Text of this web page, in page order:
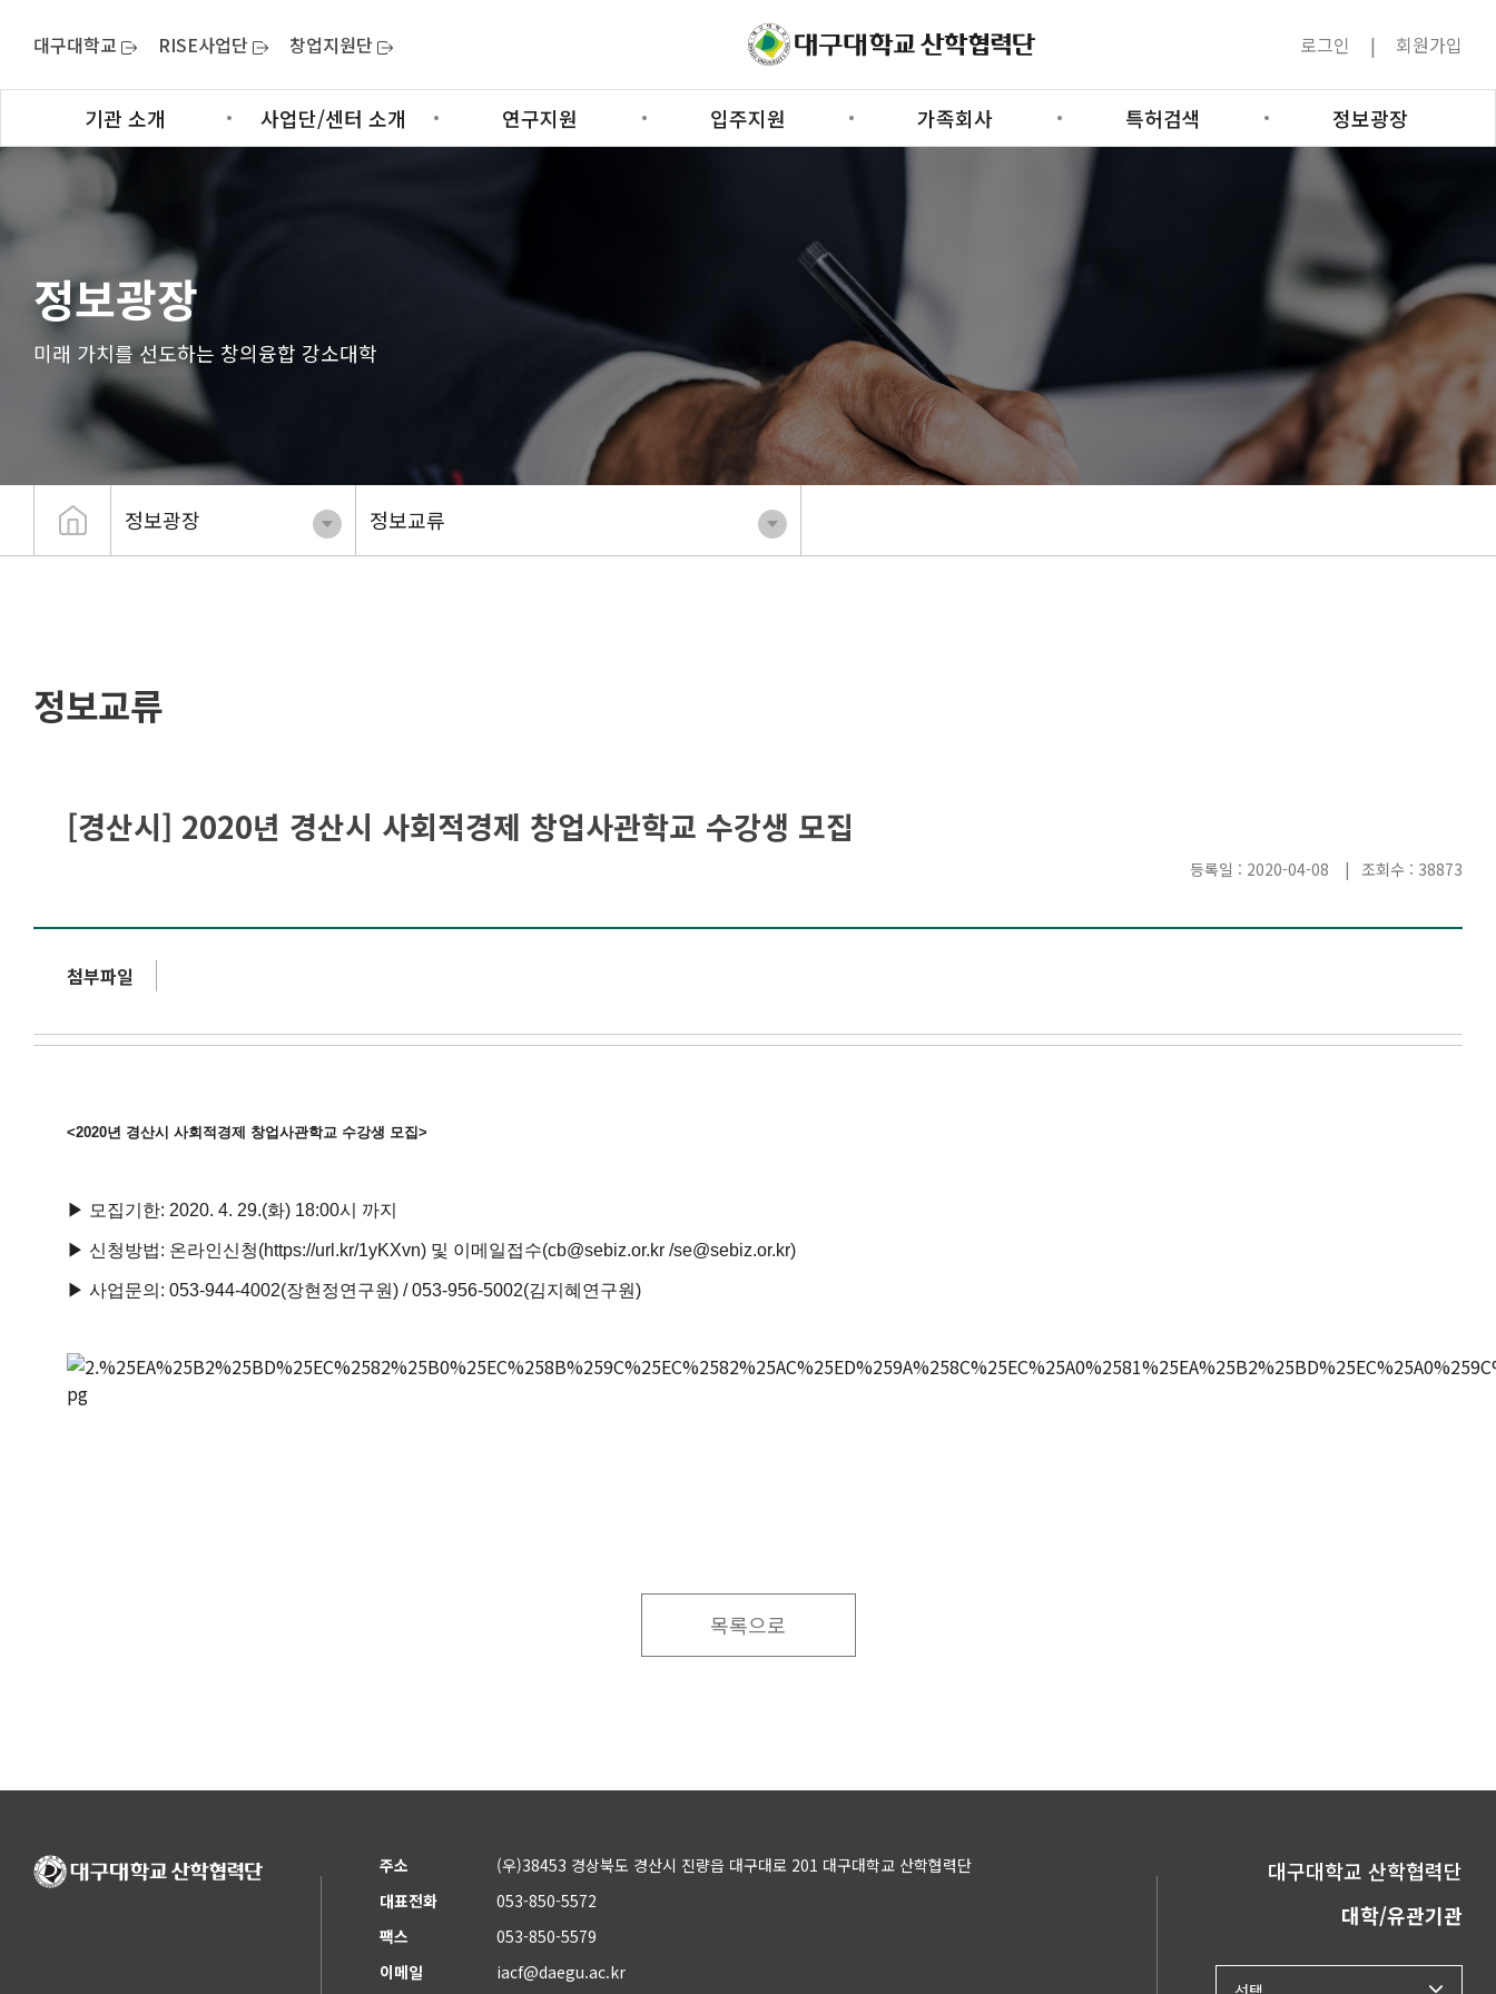
대구대학교 RISE사업단 창업지원단 로그인 회원가입
기관 소개 사업단/센터 소개 연구지원 입주지원 가족회사 특허검색 정보광장
정보광장
미래 가치를 선도하는 창의융합 강소대학
정보광장 정보교류
정보교류
[경산시] 2020년 경산시 사회적경제 창업사관학교 수강생 모집
등록일 : 2020-04-08 조회수 : 38873
첨부파일
<2020년 경산시 사회적경제 창업사관학교 수강생 모집>
▶ 모집기한: 2020. 4. 29.(화) 18:00시 까지
▶ 신청방법: 온라인신청(https://url.kr/1yKXvn) 및 이메일접수(cb@sebiz.or.kr /se@sebiz.or.kr)
▶ 사업문의: 053-944-4002(장현정연구원) / 053-956-5002(김지혜연구원)
목록으로
주소
대표전화
팩스
이메일
(우)38453 경상북도 경산시 진량읍 대구대로 201 대구대학교 산학협력단
053-850-5572
053-850-5579
iacf@daegu.ac.kr
대구대학교 산학협력단
대학/유관기관